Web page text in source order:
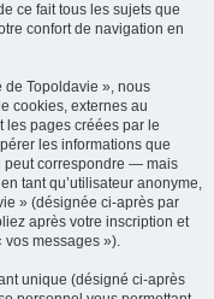
ce fait tous les sujets que
confort de navigation en
de Topoldavie », nous
cookies, externes au
les pages créées par le
les informations que
peut correspondre — mais
tant qu’utilisateur anonyme,
» (désignée ci-après par
après votre inscription et
vos messages »).
unique (désigné ci-après